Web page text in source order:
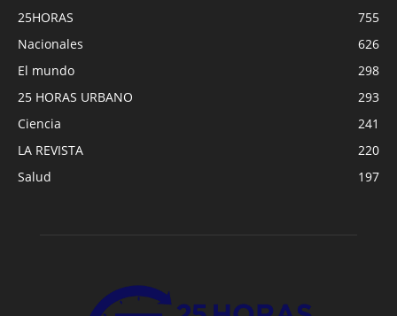
25HORAS
755
Nacionales
626
El mundo
298
25 HORAS URBANO
293
Ciencia
241
LA REVISTA
220
Salud
197